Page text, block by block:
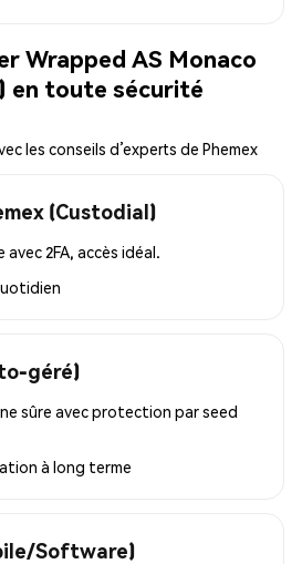
Wrapped AS Monaco
en toute sécurité
les conseils d’experts de Phemex
(Custodial)
2FA, accès idéal.
géré)
sûre avec protection par seed
à long terme
Software)